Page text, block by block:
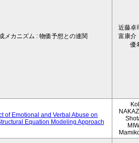
メカニズム : 物価予想との連関
近藤卓
富康介
優
of Emotional and Verbal Abuse on
Equation Modeling Approach